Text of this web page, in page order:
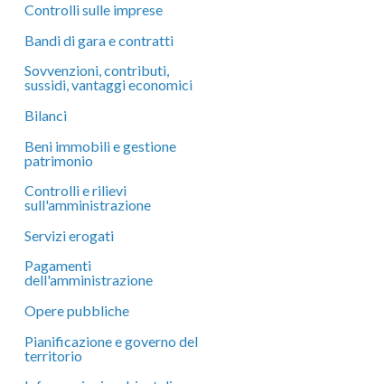
Controlli sulle imprese
Bandi di gara e contratti
Sovvenzioni, contributi,
sussidi, vantaggi economici
Bilanci
Beni immobili e gestione
patrimonio
Controlli e rilievi
sull'amministrazione
Servizi erogati
Pagamenti
dell'amministrazione
Opere pubbliche
Pianificazione e governo del
territorio